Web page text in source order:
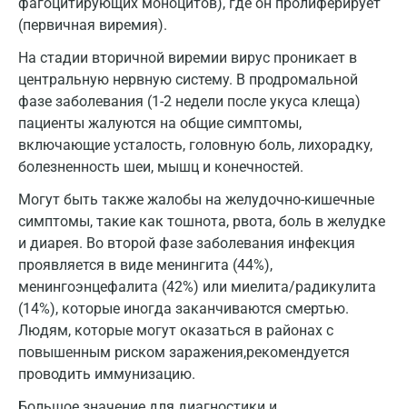
(первичная виремия).
На стадии вторичной виремии вирус проникает в
центральную нервную систему. В продромальной
фазе заболевания (1-2 недели после укуса клеща)
пациенты жалуются на общие симптомы,
включающие усталость, головную боль, лихорадку,
болезненность шеи, мышц и конечностей.
Могут быть также жалобы на желудочно-кишечные
симптомы, такие как тошнота, рвота, боль в желудке
и диарея. Во второй фазе заболевания инфекция
проявляется в виде менингита (44%),
менингоэнцефалита (42%) или миелита/радикулита
(14%), которые иногда заканчиваются смертью.
Людям, которые могут оказаться в районах с
повышенным риском заражения,рекомендуется
проводить иммунизацию.
Ижевск
Истра
Йошкар-Ола
Калининград
Калуга
Кемерово
Ковров
Коломна
Королев
Кострома
Котельники